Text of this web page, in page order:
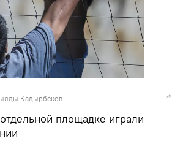
Кадырбеков
площадке играли